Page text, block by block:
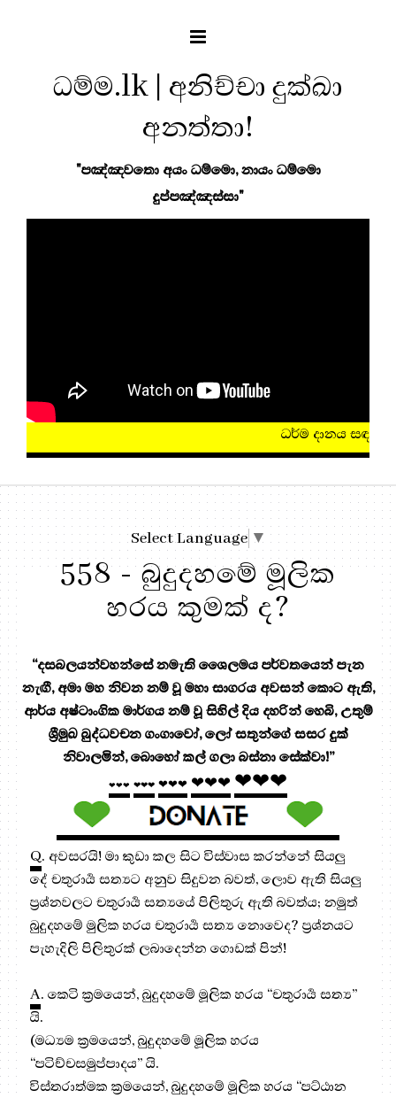
ධම්ම.lk | අනිච්චා දුක්ඛා
අනත්තා!
"පඤ්ඤවතො අයං ධම්මො, නායං ධම්මො
දුප්පඤ්ඤස්සා"
ධර්ම දානය සඳහා, මෙතැන ඔබන්න!
Select Language ▼
558 - බුදුදහමේ මූලික
හරය කුමක් ද?
“දසබලයන්වහන්සේ නමැති ශෛලමය පර්වතයෙන් පැන
නැඟී, අමා මහ නිවන නම් වූ මහා සාගරය අවසන් කොට ඇති,
ආර්ය අෂ්ටාංගික මාර්ගය නම් වූ සිහිල් දිය දහරින් හෙබි, උතුම්
ශ්‍රීමුඛ බුද්ධවචන ගංගාවෝ, ලෝ සතුන්ගේ සසර දුක්
නිවාලමින්, බොහෝ කල් ගලා බස්නා සේක්වා!”
❤❤❤ ❤❤❤ ❤❤❤ ❤❤❤ ❤❤❤
Q. අවසරයි! මා කුඩා කල සිට විස්වාස කරන්නේ සියලු
දේ චතුරාර්‍ය සත්‍යට අනුව සිදුවන බවත්, ලොව ඇති සියලු
ප්‍රශ්නවලට චතුරාර්‍ය සත්‍යයේ පිලිතුරු ඇති බවත්ය; නමුත්
බුදුදහමේ මුලික හරය චතුරාර්‍ය සත්‍ය නොවෙද? ප්‍රශ්නයට
පැහැදිලි පිලිතුරක් ලබාදෙන්න ගොඩක් පින්!
A. කෙටි ක්‍රමයෙන්, බුදුදහමේ මූලික හරය “චතුරාර්‍ය සත්‍ය”
යි.
(මධ්‍යම ක්‍රමයෙන්, බුදුදහමේ මූලික හරය
“පටිච්චසමුප්පාදය” යි.
විස්තරාත්මක ක්‍රමයෙන්, බුදුදහමේ මූලික හරය “පට්ඨාන